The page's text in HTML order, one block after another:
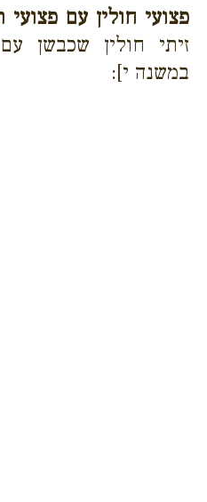
פצועי חולין עם פצועי
זיתי חולין שכבשן
במשנה י]: